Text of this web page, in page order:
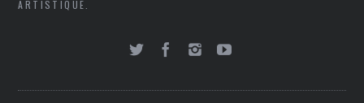
ARTISTIQUE.